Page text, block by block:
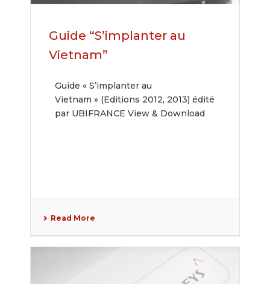
Guide “S’implanter au
Vietnam”
Guide « S’implanter au
Vietnam » (Editions 2012, 2013) édité
par UBIFRANCE View & Download
Read More